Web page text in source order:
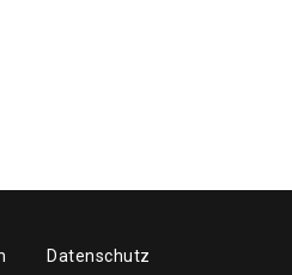
Datenschutz